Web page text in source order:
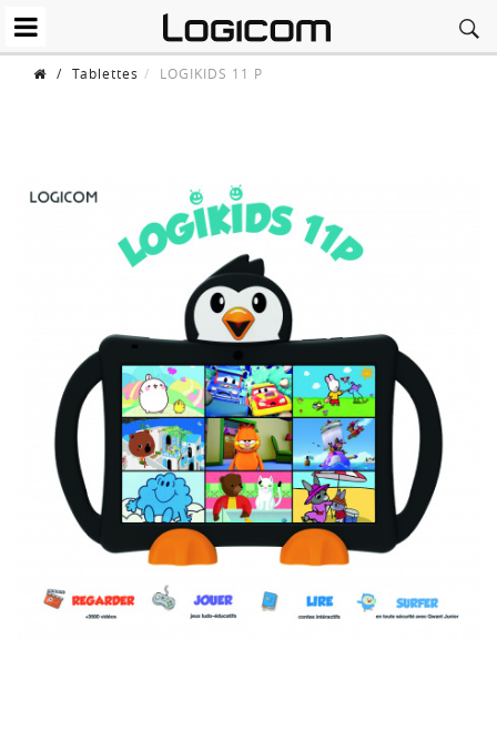
/ Tablettes LOGIKIDS 11 P